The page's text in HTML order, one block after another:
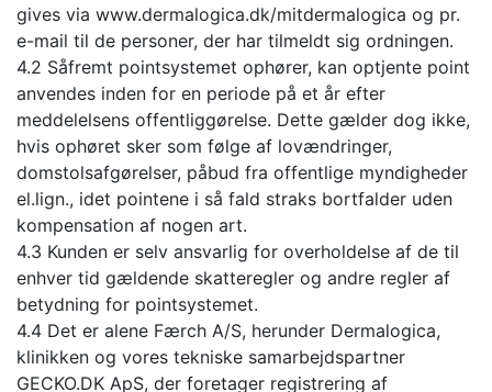
gives via www.dermalogica.dk/mitdermalogica og pr.
e-mail til de personer, der har tilmeldt sig ordningen.
4.2 Såfremt pointsystemet ophører, kan optjente point
anvendes inden for en periode på et år efter
meddelelsens offentliggørelse. Dette gælder dog ikke,
hvis ophøret sker som følge af lovændringer,
domstolsafgørelser, påbud fra offentlige myndigheder
el.lign., idet pointene i så fald straks bortfalder uden
kompensation af nogen art.
4.3 Kunden er selv ansvarlig for overholdelse af de til
enhver tid gældende skatteregler og andre regler af
betydning for pointsystemet.
4.4 Det er alene Færch A/S, herunder Dermalogica,
klinikken og vores tekniske samarbejdspartner
GECKO.DK ApS, der foretager registrering af